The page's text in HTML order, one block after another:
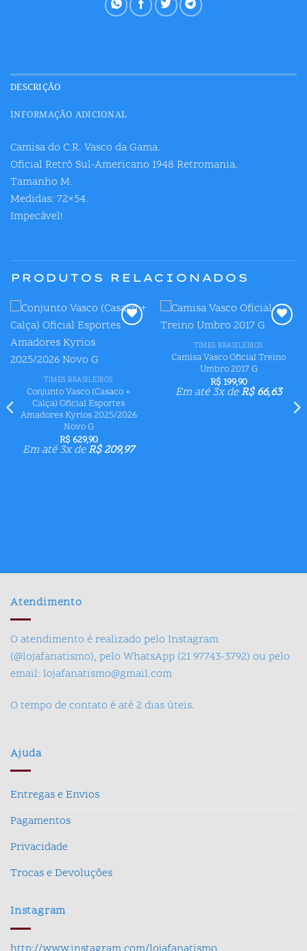
DESCRIÇÃO
INFORMAÇÃO ADICIONAL
Camisa do C.R. Vasco da Gama.
Oficial Retrô Sul-Americano 1948 Retromania.
Tamanho M.
Medidas: 72×54.
Impecável!
PRODUTOS RELACIONADOS
TIMES BRASILEIROS
Conjunto Vasco (Casaco +
Calça) Oficial Esportes
Amadores Kyrios 2025/2026
Novo G
R$ 629,90
Em até 3x deR$209,97
aos meus
desejos
TIMES BRASILEIROS
Camisa Vasco Oficial Treino
Umbro 2017 G
R$ 199,90
Em até 3x deR$66,63
Atendimento
O atendimento é realizado pelo Instagram
(@lojafanatismo), pelo WhatsApp (21 97743-3792) ou pelo
email: lojafanatismo@gmail.com
O tempo de contato é até 2 dias úteis.
Ajuda
Entregas e Envios
Pagamentos
Privacidade
Trocas e Devoluções
Instagram